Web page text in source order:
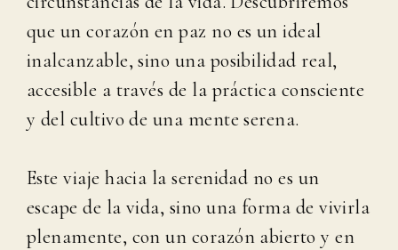
que un corazón en paz no es un ideal
inalcanzable, sino una posibilidad real,
accesible a través de la práctica consciente
y del cultivo de una mente serena.
Este viaje hacia la serenidad no es un
escape de la vida, sino una forma de vivirla
plenamente, con un corazón abierto y en